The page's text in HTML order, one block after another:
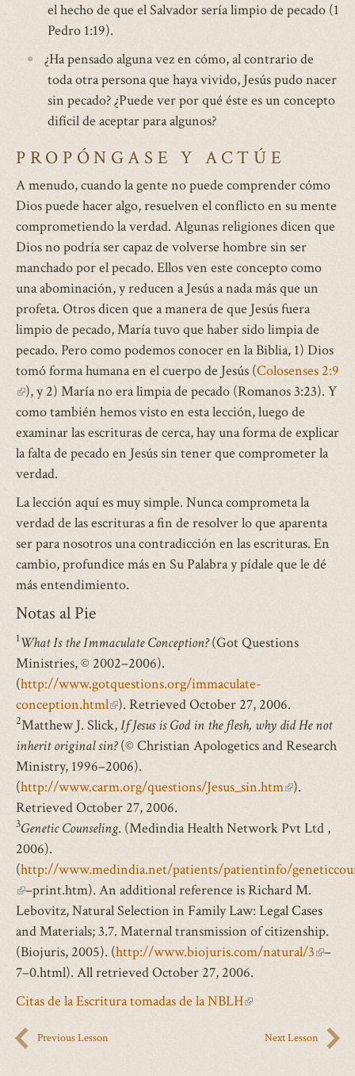
is
el hecho de que el Salvador sería limpio de pecado (1
Pedro 1:19).
¿Ha pensado alguna vez en cómo, al contrario de
toda otra persona que haya vivido, Jesús pudo nacer
sin pecado? ¿Puede ver por qué éste es un concepto
difícil de aceptar para algunos?
PROPÓNGASE Y ACTÚE
A menudo, cuando la gente no puede comprender cómo
Dios puede hacer algo, resuelven el conflicto en su mente
comprometiendo la verdad. Algunas religiones dicen que
Dios no podría ser capaz de volverse hombre sin ser
manchado por el pecado. Ellos ven este concepto como
una abominación, y reducen a Jesús a nada más que un
profeta. Otros dicen que a manera de que Jesús fuera
limpio de pecado, María tuvo que haber sido limpia de
pecado. Pero como podemos conocer en la Biblia, 1) Dios
tomó forma humana en el cuerpo de Jesús (Colosenses 2:9
(link
is
external)
), y 2) María no era limpia de pecado (Romanos 3:23). Y
como también hemos visto en esta lección, luego de
examinar las escrituras de cerca, hay una forma de explicar
la falta de pecado en Jesús sin tener que comprometer la
verdad.
La lección aquí es muy simple. Nunca comprometa la
verdad de las escrituras a fin de resolver lo que aparenta
ser para nosotros una contradicción en las escrituras. En
cambio, profundice más en Su Palabra y pídale que le dé
más entendimiento.
Notas al Pie
1What Is the Immaculate Conception?(Got Questions
Ministries, © 2002–2006).
(http://www.gotquestions.org/immaculate-
conception.html(link
is
external)
). Retrieved October 27, 2006.
2Matthew J. Slick,If Jesus is God in the flesh, why did He not
inherit original sin?(© Christian Apologetics and Research
Ministry, 1996–2006).
(http://www.carm.org/questions/Jesus_sin.htm(link
external)
).
Retrieved October 27, 2006.
3Genetic Counseling. (Medindia Health Network Pvt Ltd ,
2006).
(http://www.medindia.net/patients/patientinfo/
(link
is
external)
–print.htm). An additional reference is Richard M.
Lebovitz, Natural Selection in Family Law: Legal Cases
and Materials; 3.7. Maternal transmission of citizenship.
(Biojuris, 2005). (http://www.biojuris.com/natural/3(link
–
7–0.html). All retrieved October 27, 2006.
Citas de la Escritura tomadas de la NBLH(link
external)
Previous Lesson Next Lesson